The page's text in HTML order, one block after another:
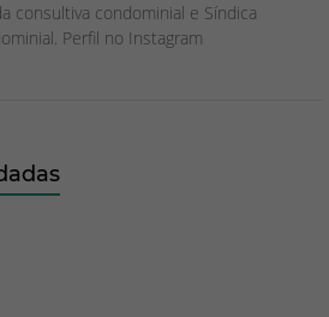
consultiva condominial e Síndica
Perfil no Instagram